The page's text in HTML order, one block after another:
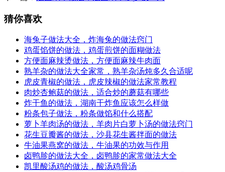
猜你喜欢
海兔子做法大全，炸海兔的做法窍门
鸡蛋馅饼的做法，鸡蛋煎饼的面糊做法
方便面麻辣烫做法，方便面麻辣牛肉面
熟羊杂的做法大全家常，熟羊杂汤炖多久合适呢
虎皮青椒的做法，虎皮辣椒的做法家常教程
肉炒杏鲍菇的做法，适合炒的蘑菇有哪些
炸干鱼的做法，湖南干炸鱼应该怎么样做
粉条包子做法，粉条做馅和什么搭配
萝卜羊肉汤的做法，羊肉片白萝卜汤的做法窍门
花生豆瓣酱的做法，沙县花生酱拌面的做法
牛油果燕窝的做法，牛油果的功效与作用
卤鸭胗的做法大全，卤鸭胗的家常做法大全
凯里酸汤鸡的做法，酸汤鸡骨汤